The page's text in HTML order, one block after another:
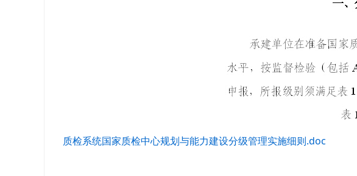
质检系统国家质检中心规划与能力建设分级管理实施细则.doc